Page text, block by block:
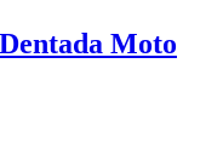
Moto